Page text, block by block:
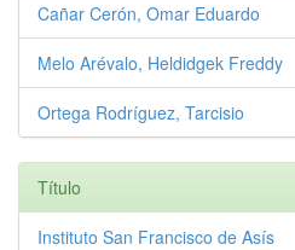
Cañar Cerón, Omar Eduardo
Melo Arévalo, Heldidgek Freddy
Ortega Rodríguez, Tarcisio
Título
Instituto San Francisco de Asís